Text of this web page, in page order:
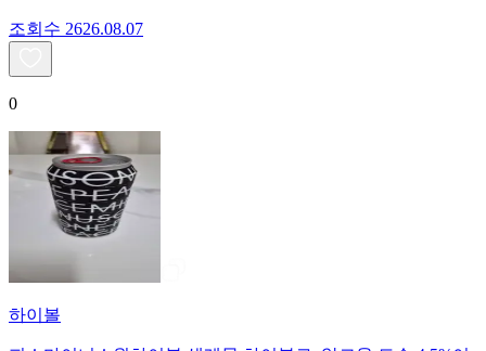
조회수 2626.08.07
0
하이볼